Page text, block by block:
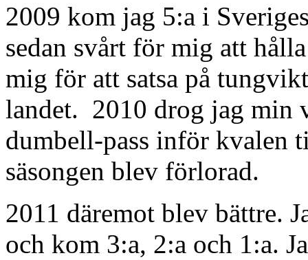
2009 kom jag 5:a i
sedan svårt för mig att
mig för att satsa på
landet. 2010 drog jag min
dumbell-pass inför kvalen
säsongen blev förlorad.
2011 däremot blev bättre.
och kom 3:a, 2:a och 1:a.